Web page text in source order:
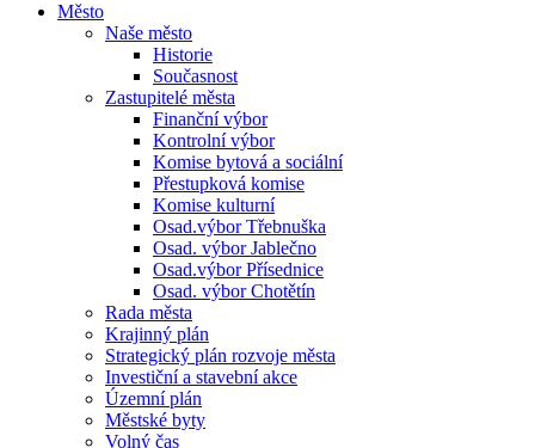
Město
Naše město
Historie
Současnost
Zastupitelé města
Finanční výbor
Kontrolní výbor
Komise bytová a sociální
Přestupková komise
Komise kulturní
Osad.výbor Třebnuška
Osad. výbor Jablečno
Osad.výbor Přísednice
Osad. výbor Chotětín
Rada města
Krajinný plán
Strategický plán rozvoje města
Investiční a stavební akce
Územní plán
Městské byty
Volný čas